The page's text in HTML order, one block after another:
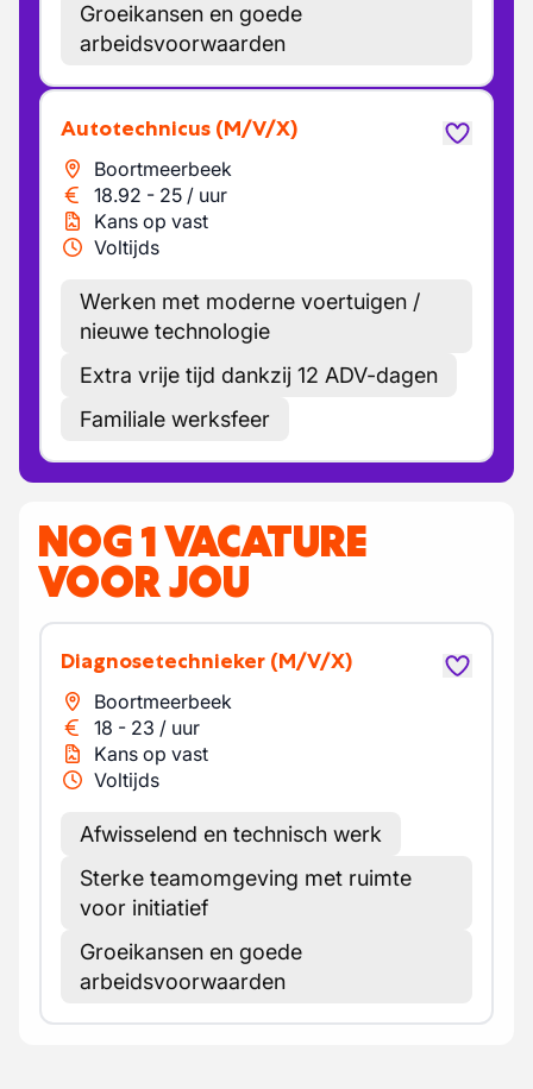
Groeikansen en goede
arbeidsvoorwaarden
Autotechnicus (M/V/X)
Boortmeerbeek
18.92 - 25 / uur
Kans op vast
Voltijds
Werken met moderne voertuigen /
nieuwe technologie
Extra vrije tijd dankzij 12 ADV-dagen
Familiale werksfeer
NOG 1 VACATURE
VOOR JOU
Diagnosetechnieker (M/V/X)
Boortmeerbeek
18 - 23 / uur
Kans op vast
Voltijds
Afwisselend en technisch werk
Sterke teamomgeving met ruimte
voor initiatief
Groeikansen en goede
arbeidsvoorwaarden